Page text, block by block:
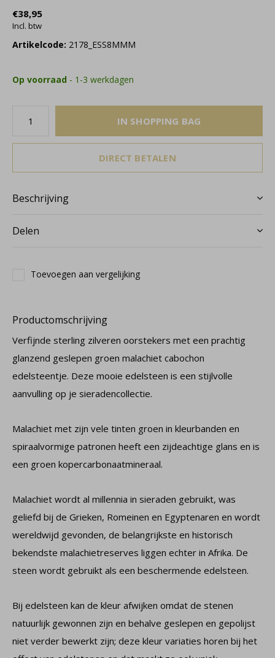
€38,95
Incl. btw
Artikelcode: 2178_ESS8MMM
Op voorraad - 1-3 werkdagen
IN SHOPPING BAG
DIRECT BETALEN
Beschrijving
Delen
Toevoegen aan vergelijking
Productomschrijving
Verfijnde sterling zilveren oorstekers met een prachtig
glanzend geslepen groen malachiet cabochon
edelsteentje. Deze mooie edelsteen is een stijlvolle
aanvulling op je sieradencollectie.
Malachiet met zijn vele tinten groen in kleurbanden en
spiraalvormige patronen heeft een zijdeachtige glans en is
een groen kopercarbonaatmineraal.
Malachiet wordt al millennia in sieraden gebruikt, was
geliefd bij de Grieken, Romeinen en Egyptenaren en wordt
wereldwijd gevonden, de belangrijkste en historisch
bekendste malachietreserves liggen echter in Afrika. De
steen wordt gebruikt als een beschermende edelsteen.
Bij edelsteen kan de kleur afwijken omdat de stenen
natuurlijk gewonnen zijn en behalve geslepen en gepolijst
niet verder bewerkt zijn; deze kleur variaties horen bij het